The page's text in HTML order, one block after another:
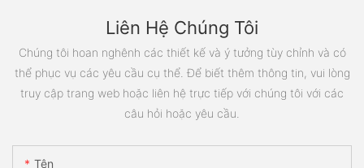
Liên Hệ Chúng Tôi
Chúng tôi hoan nghênh các thiết kế và ý tưởng tùy chỉnh và có
thể phục vụ các yêu cầu cụ thể. Để biết thêm thông tin, vui lòng
truy cập trang web hoặc liên hệ trực tiếp với chúng tôi với các
câu hỏi hoặc yêu cầu.
Tên